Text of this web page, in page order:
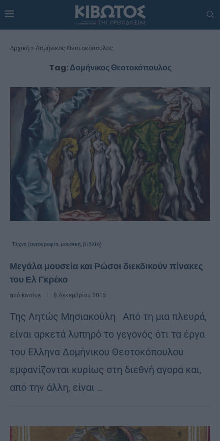
Αρχική » Δομήνικος Θεοτοκόπουλος
Tag:Δομήνικος Θεοτοκόπουλος
Τέχνη (αγιογραφία, μουσική, βιβλίο)
Μεγάλα μουσεία και Ρώσοι διεκδικούν πίνακες
του Ελ Γκρέκο
από kivotos 8 Δεκεμβρίου 2015
Της Λητώς Μησιακούλη Από τη μια πλευρά,
είναι αρκετά λυπηρό το γεγονός ότι τα έργα
του Ελληνα Δομήνικου Θεοτοκόπουλου
εμφανίζονται κυρίως στη διεθνή αγορά και,
από την άλλη, είναι …